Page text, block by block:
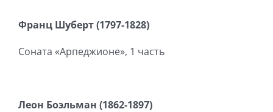
Франц Шуберт (1797-1828)
Соната «Арпеджионе», 1 часть
Леон Боэльман (1862-1897)